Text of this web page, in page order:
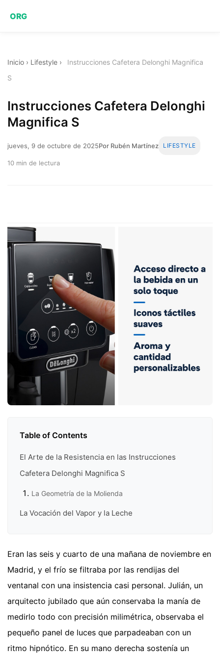
ORG
Inicio › Lifestyle ›
Instrucciones Cafetera Delonghi Magnifica
S
Instrucciones Cafetera Delonghi
Magnifica S
jueves, 9 de octubre de 2025Por Rubén Martínez LIFESTYLE
10 min de lectura
Table of Contents
El Arte de la Resistencia en las Instrucciones
Cafetera Delonghi Magnifica S
La Geometría de la Molienda
La Vocación del Vapor y la Leche
Eran las seis y cuarto de una mañana de noviembre en
Madrid, y el frío se filtraba por las rendijas del
ventanal con una insistencia casi personal. Julián, un
arquitecto jubilado que aún conservaba la manía de
medirlo todo con precisión milimétrica, observaba el
pequeño panel de luces que parpadeaban con un
ritmo hipnótico. En su mano derecha sostenía un